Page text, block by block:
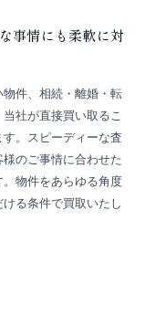
事情にも柔軟に対
件、相続・離婚・転
社が直接買い取るこ
。スピーディーな査
のご事情に合わせた
物件をあらゆる角度
る条件で買取いたし